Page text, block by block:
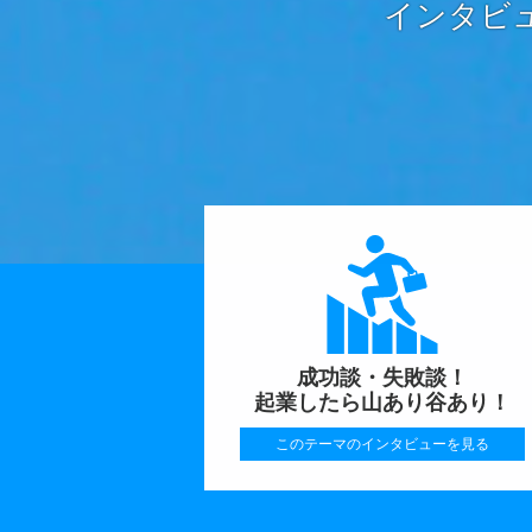
インタビ
成功談・失敗談！
起業したら山あり谷あり！
このテーマのインタビューを見る